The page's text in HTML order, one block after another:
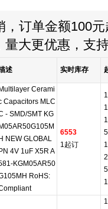
订单金额100元
大更优惠，支
述 实时库存
Multilayer Cerami
Capacitors MLC
- SMD/SMT KG
M05AR50G105M
H NEW GLOBAL
PN 4V 1uF X5R A
KGM05AR50
RoHS:
6553
1起订